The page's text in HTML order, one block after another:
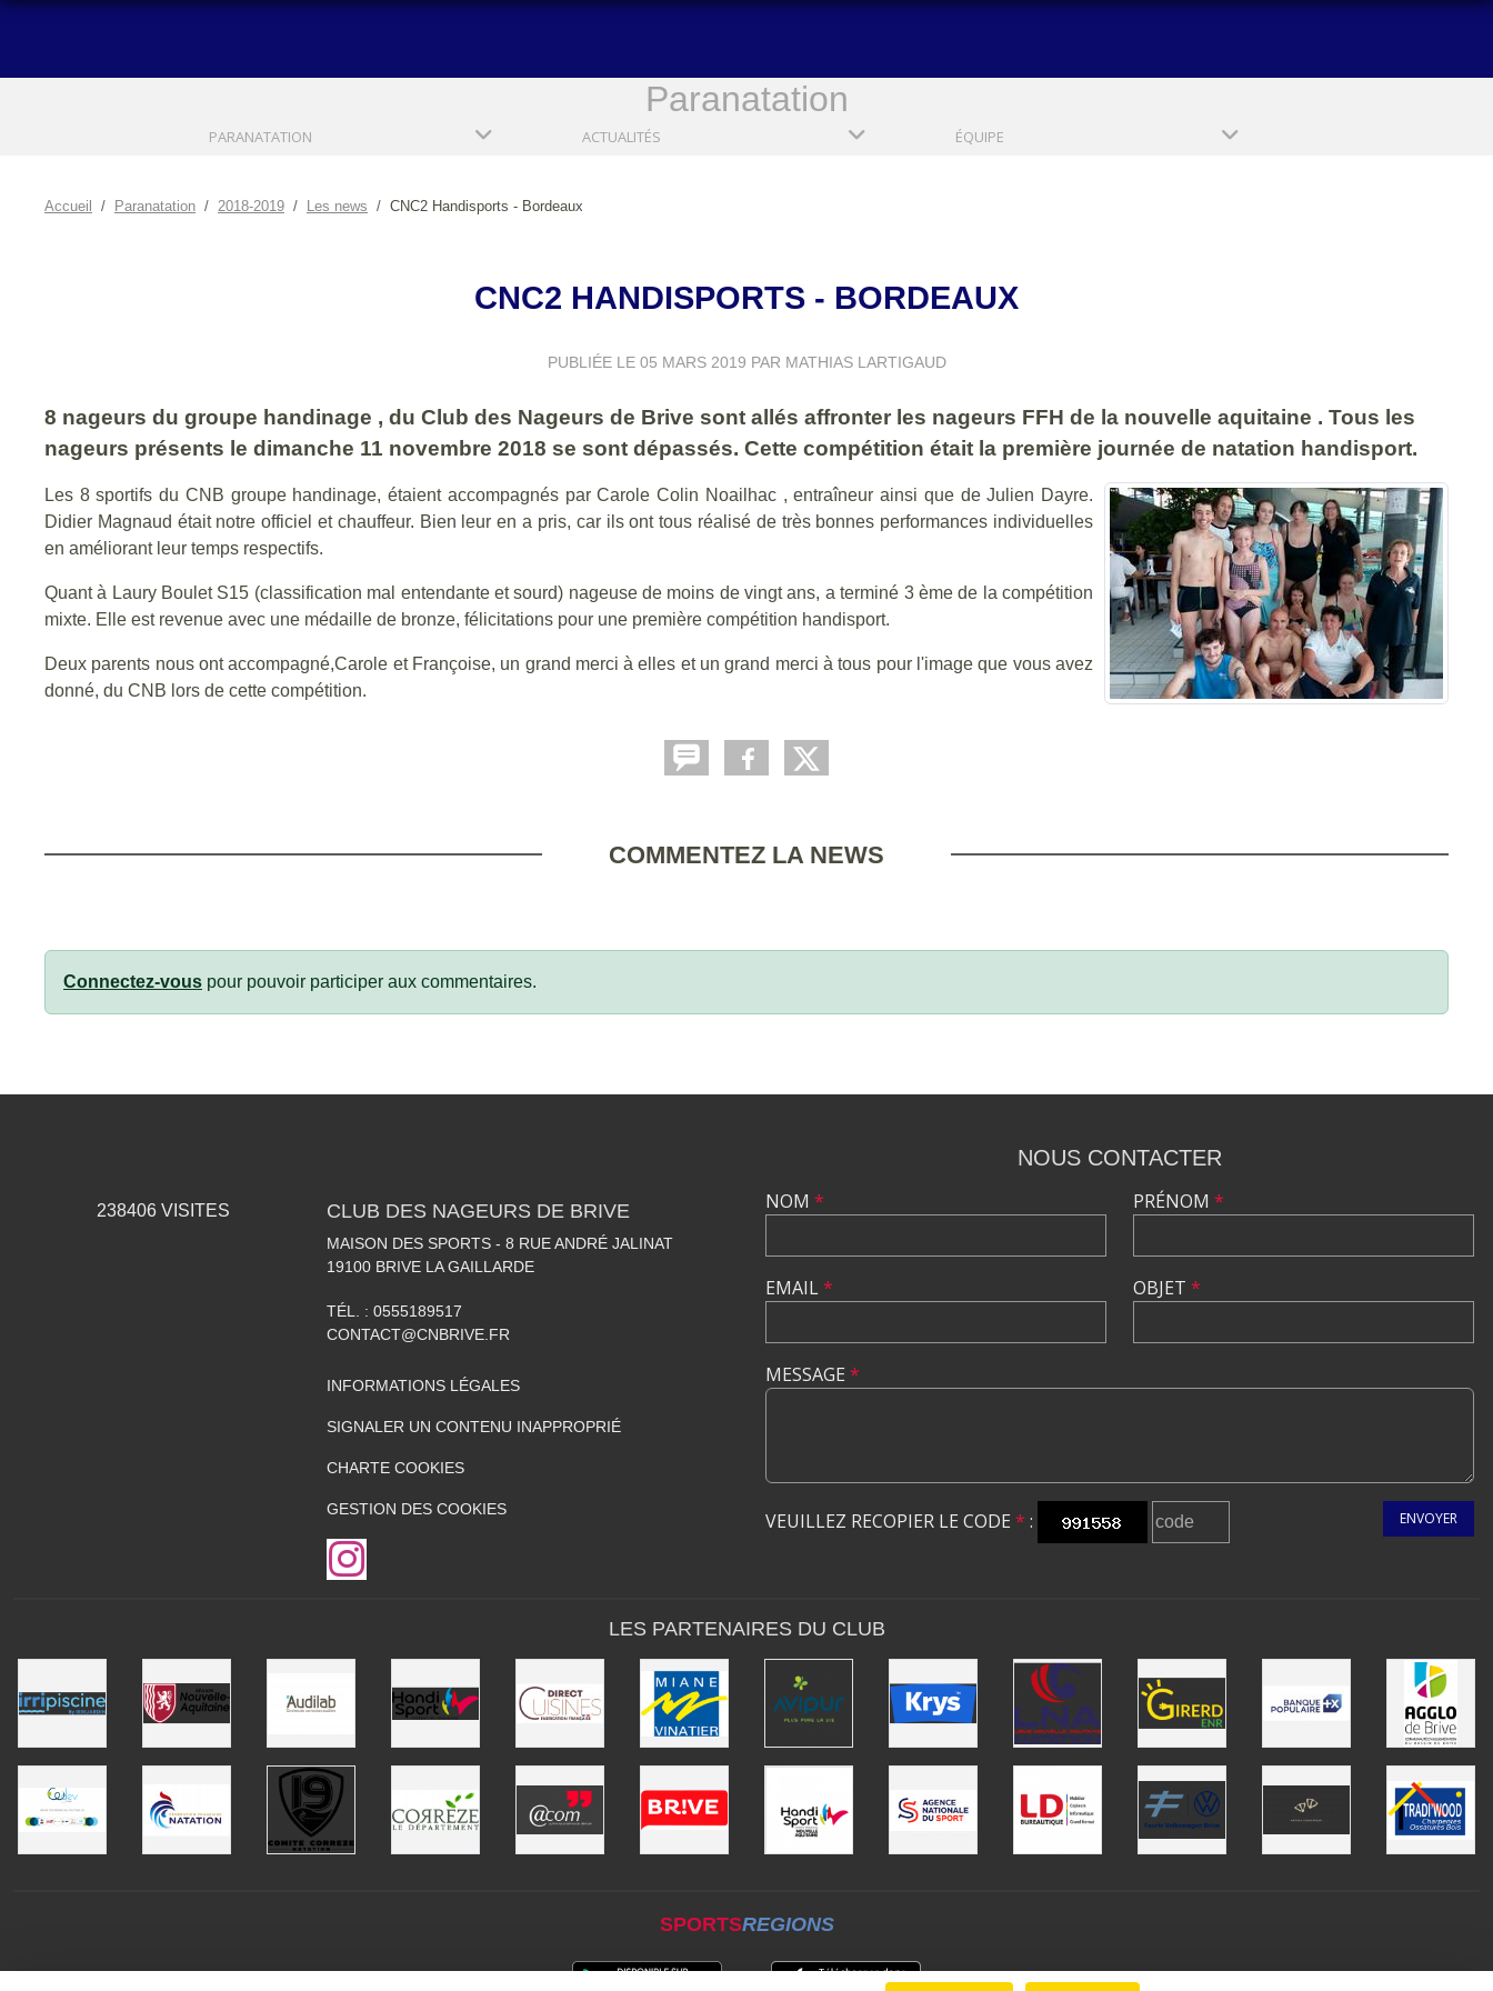
Paranatation
PARANATATION ACTUALITÉS ÉQUIPE
Accueil Paranatation 2018-2019 Les news CNC2 Handisports - Bordeaux
CNC2 HANDISPORTS - BORDEAUX
PUBLIÉE LE 05 MARS 2019 PAR MATHIAS LARTIGAUD
8 nageurs du groupe handinage , du Club des Nageurs de Brive sont allés affronter les nageurs FFH de la nouvelle aquitaine . Tous les
nageurs présents le dimanche 11 novembre 2018 se sont dépassés. Cette compétition était la première journée de natation handisport.
Les 8 sportifs du CNB groupe handinage, étaient accompagnés par Carole Colin Noailhac , entraîneur ainsi que de Julien Dayre.
Didier Magnaud était notre officiel et chauffeur. Bien leur en a pris, car ils ont tous réalisé de très bonnes performances individuelles
en améliorant leur temps respectifs.
Quant à Laury Boulet S15 (classification mal entendante et sourd) nageuse de moins de vingt ans, a terminé 3 ème de la compétition
mixte. Elle est revenue avec une médaille de bronze, félicitations pour une première compétition handisport.
Deux parents nous ont accompagné,Carole et Françoise, un grand merci à elles et un grand merci à tous pour l'image que vous avez
donné, du CNB lors de cette compétition.
COMMENTEZ LA NEWS
Connectez-vous pour pouvoir participer aux commentaires.
238406 VISITES CLUB DES NAGEURS DE BRIVE
MAISON DES SPORTS - 8 RUE ANDRÉ JALINAT
19100 BRIVE LA GAILLARDE
TÉL. : 0555189517
CONTACT@CNBRIVE.FR
INFORMATIONS LÉGALES
SIGNALER UN CONTENU INAPPROPRIÉ
CHARTE COOKIES
GESTION DES COOKIES
NOUS CONTACTER
NOM *
EMAIL*
PRÉNOM *
OBJET *
MESSAGE *
VEUILLEZ RECOPIER LE CODE * : ENVOYER
LES PARTENAIRES DU CLUB
SPORTSREGIONS